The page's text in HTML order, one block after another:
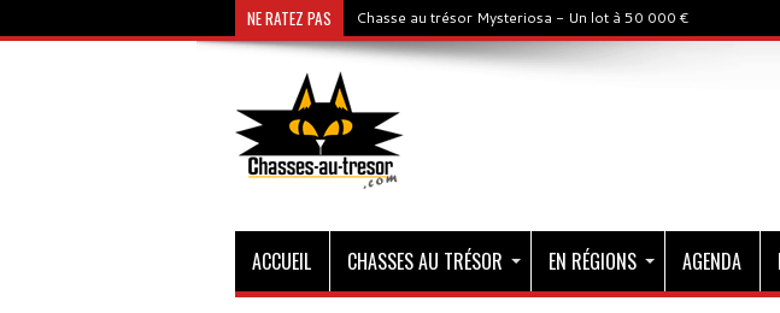
NE RATEZ PAS Chasse au trésor Mysteriosa - Un lot à 50 000 €
ACCUEIL CHASSES AU TRÉSOR EN RÉGIONS AGENDA